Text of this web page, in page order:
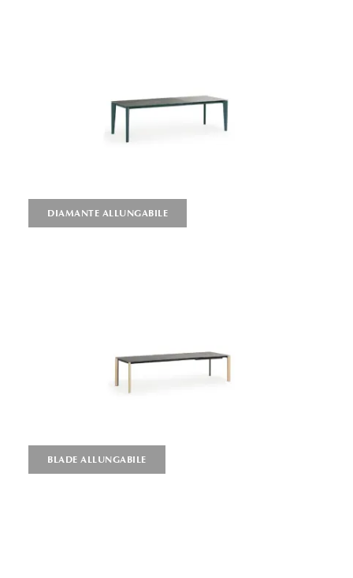
DIAMANTE ALLUNGABILE
BLADE ALLUNGABILE